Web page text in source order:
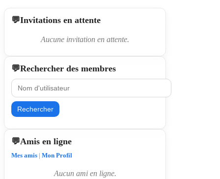
Invitations en attente
Aucune invitation en attente.
Rechercher des membres
Rechercher
Amis en ligne
Mes amis | Mon Profil
Aucun ami en ligne.